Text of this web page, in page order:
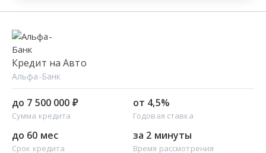
Кредит на Авто
Альфа-Банк
до 7 500 000 ₽
Сумма кредита
от 4,5%
Годовая ставка
до 60 мес
Срок кредита
за 2 минуты
Время рассмотрения